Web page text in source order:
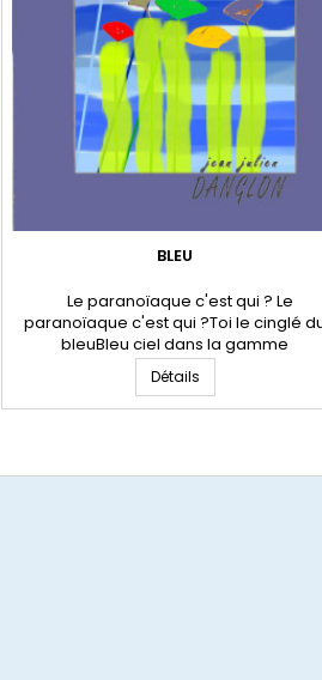
BLEU
Le paranoïaque c'est qui ? Le
paranoïaque c'est qui ?Toi le cinglé
bleuBleu ciel dans la gamme
chromatiqueMarchant sur les nuages de
banlieu La goéletteScintille sous le bleu
outremerLe marlin prophète Tricote
caractères bicéphalesIndélibiles 12
Détails